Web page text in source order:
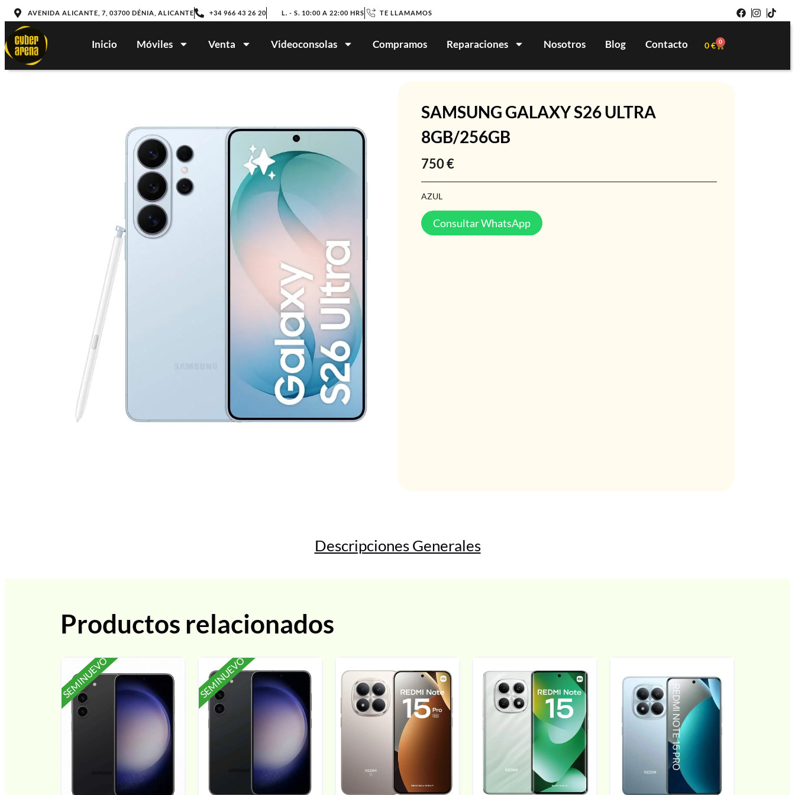
AVENIDA ALICANTE, 7, 03700 DÉNIA, ALICANTE +34 966 43 26 20 L. - S. 10:00 A 22:00 HRS TE LLAMAMOS
Inicio Móviles Venta Videoconsolas Compramos Reparaciones Nosotros Blog Contacto 0€ 0
SAMSUNG GALAXY S26 ULTRA
8GB/256GB
750€
AZUL
Consultar WhatsApp
Descripciones Generales
Productos relacionados
SEMINUEVO SEMINUEVO